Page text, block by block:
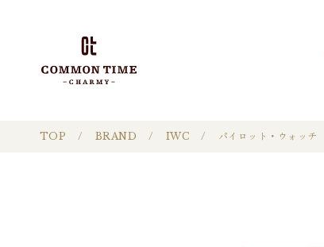
TOP BRAND IWC パイロット・ウォッチ